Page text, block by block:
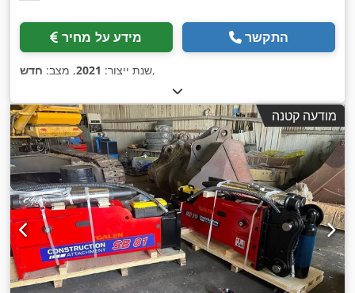
מידע על מחיר התקשר
שנת ייצור: 2021, מצב: חדש ,
מודעה קטנה